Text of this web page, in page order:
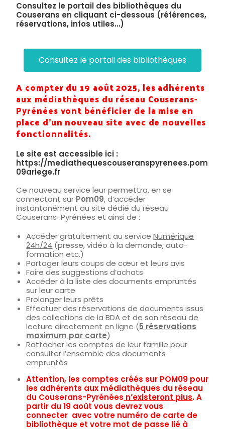
Consultez le portail des bibliothèques du
Couserans en cliquant ci-dessous (références,
réservations, infos utiles…)
Consultez le portail des bibliothèques
A compter du 19 août 2025, les adhérents
aux médiathèques du réseau Couserans-
Pyrénées vont bénéficier de la mise en
place d’un nouveau site avec de nouvelles
fonctionnalités.
Le site est accessible ici :
https://mediathequescouseranspyrenees.pom
09ariege.fr
Ce nouveau service leur permettra, en se
connectant sur Pom09, d’accéder
instantanément au site dédié du réseau
Couserans-Pyrénées et ainsi de :
Accéder gratuitement au serviceNumérique
24h/24 (presse, vidéo à la demande, auto-
formation etc.)
Partager leurs coups de cœur et leurs avis
Faire des suggestions d’achats
Accéder à la liste des documents empruntés
sur leur carte
Prolonger leurs prêts
Effectuer des réservations de documents issus
des collections de la BDA et de son réseau de
lecture directement en ligne (5 réservations
maximum par carte)
Rattacher les comptes de leur famille pour
consulter l’ensemble des documents
empruntés
Attention, les comptes créés sur POM09 pour
les adhérents aux médiathèques du réseau
du Couserans-Pyrénées n’existeront plus. A
partir du 19 août vous devrez vous
connecter avec votre numéro de carte de
bibliothèque et votre mot de passe lié à